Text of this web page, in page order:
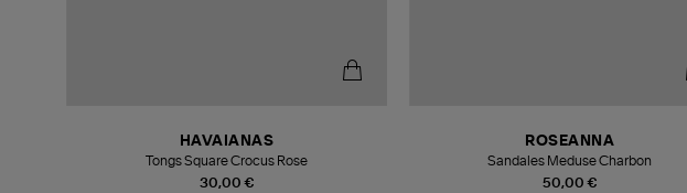
30,00 €
HAVAIANAS
Tongs Square Crocus Rose
50,00 €
ROSEANNA
Sandales Meduse Charbon